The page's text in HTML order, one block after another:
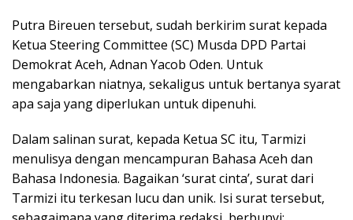
Putra Bireuen tersebut, sudah berkirim surat kepada
Ketua Steering Committee (SC) Musda DPD Partai
Demokrat Aceh, Adnan Yacob Oden. Untuk
mengabarkan niatnya, sekaligus untuk bertanya syarat
apa saja yang diperlukan untuk dipenuhi.
Dalam salinan surat, kepada Ketua SC itu, Tarmizi
menulisya dengan mencampuran Bahasa Aceh dan
Bahasa Indonesia. Bagaikan ‘surat cinta’, surat dari
Tarmizi itu terkesan lucu dan unik. Isi surat tersebut,